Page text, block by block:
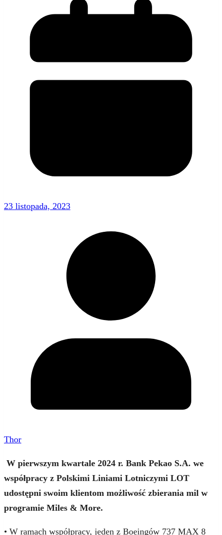
23 listopada, 2023
Thor
W pierwszym kwartale 2024 r. Bank Pekao S.A. we
współpracy z Polskimi Liniami Lotniczymi LOT
udostępni swoim klientom możliwość zbierania mil w
programie Miles & More.
• W ramach współpracy, jeden z Boeingów 737 MAX 8